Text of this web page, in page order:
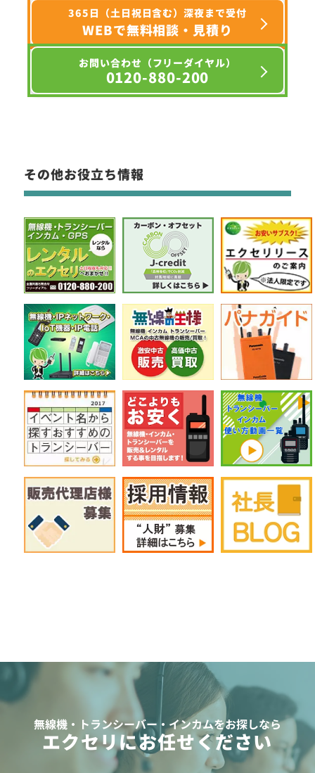
365日（土日祝日含む）深夜まで受付
WEBで無料相談・見積り
お問い合わせ（フリーダイヤル）
0120-880-200
その他お役立ち情報
無線機・トランシーバー・インカムをお探しなら
エクセリにお任せください